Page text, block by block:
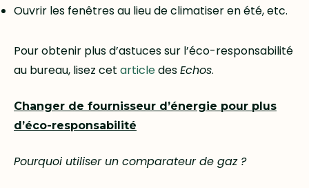
Ouvrir les fenêtres au lieu de climatiser en été, etc.
Pour obtenir plus d’astuces sur l’éco-responsabilité
au bureau, lisez cet articledesEchos.
Changer de fournisseur d’énergie pour plus
d’éco-responsabilité
Pourquoi utiliser un comparateur de gaz ?